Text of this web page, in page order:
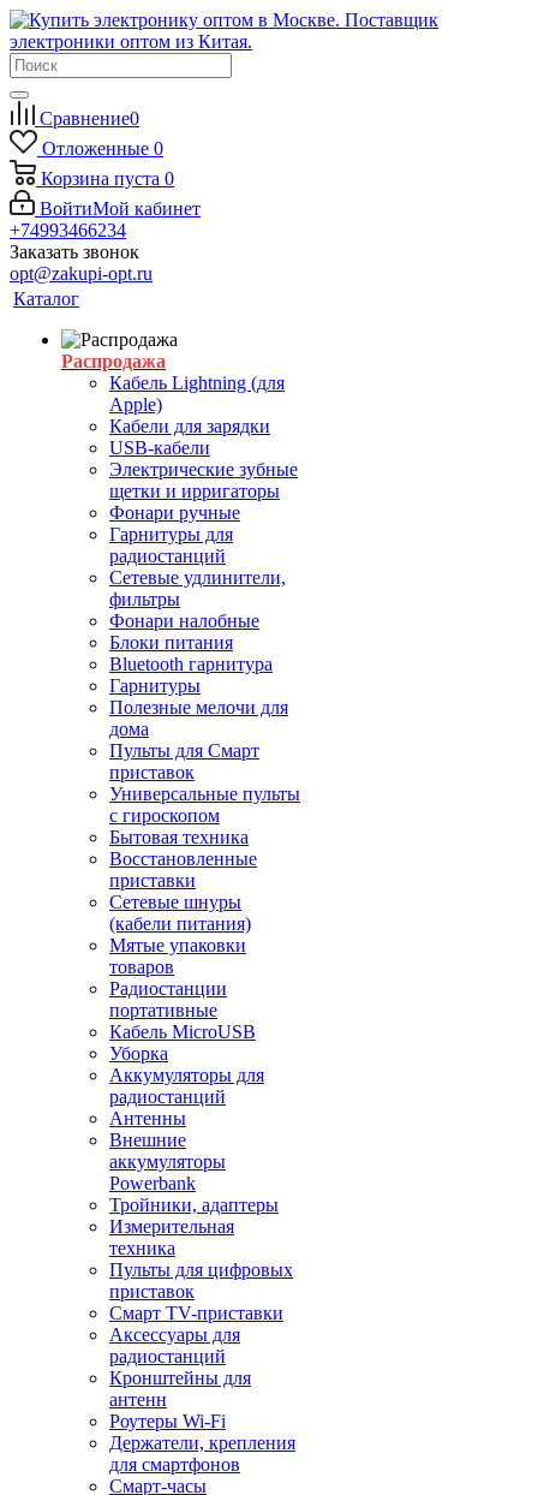
Сравнение0
Отложенные 0
Корзина пуста 0
ВойтиМой кабинет
+74993466234
Заказать звонок
opt@zakupi-opt.ru
Каталог
Распродажа
Кабель Lightning (для
Apple)
Кабели для зарядки
USB-кабели
Электрические зубные
щетки и ирригаторы
Фонари ручные
Гарнитуры для
радиостанций
Сетевые удлинители,
фильтры
Фонари налобные
Блоки питания
Bluetooth гарнитура
Гарнитуры
Полезные мелочи для
дома
Пульты для Смарт
приставок
Универсальные пульты
с гироскопом
Бытовая техника
Восстановленные
приставки
Сетевые шнуры
(кабели питания)
Мятые упаковки
товаров
Радиостанции
портативные
Кабель MicroUSB
Уборка
Аккумуляторы для
радиостанций
Антенны
Внешние
аккумуляторы
Powerbank
Тройники, адаптеры
Измерительная
техника
Пульты для цифровых
приставок
Смарт ТV-приставки
Аксессуары для
радиостанций
Кронштейны для
антенн
Роутеры Wi-Fi
Держатели, крепления
для смартфонов
Смарт-часы